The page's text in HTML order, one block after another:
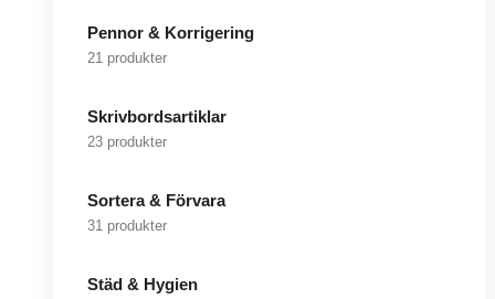
Pennor & Korrigering
21 produkter
Skrivbordsartiklar
23 produkter
Sortera & Förvara
31 produkter
Städ & Hygien